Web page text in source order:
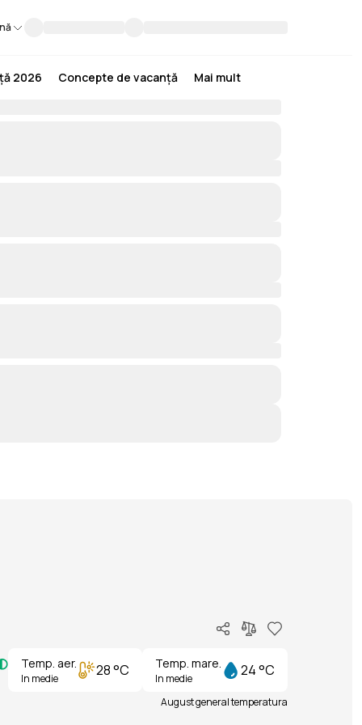
2026 Concepte de vacanță Mai mult
Temp. aer.
In medie 28 °C Temp. mare.
In medie 24 °C
August general temperatura